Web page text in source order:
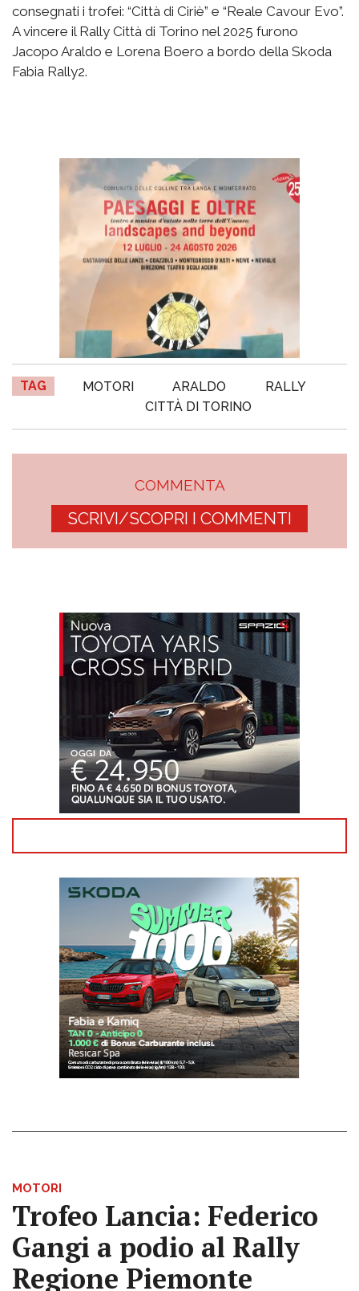
consegnati i trofei: “Città di Ciriè” e “Reale Cavour Evo”.
A vincere il Rally Città di Torino nel 2025 furono
Jacopo Araldo e Lorena Boero a bordo della Skoda
Fabia Rally2.
TAG MOTORI ARALDO
RALLY
CITTÀ DI TORINO
COMMENTA
SCRIVI/SCOPRI I COMMENTI
MOTORI
Trofeo Lancia: Federico
Gangi a podio al Rally
Regione Piemonte